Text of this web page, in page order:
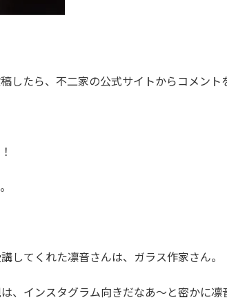
したら、不二家の公式サイトからコメント
してくれた凛音さんは、ガラス作家さん。
、インスタグラム向きだなあ～と密かに凛